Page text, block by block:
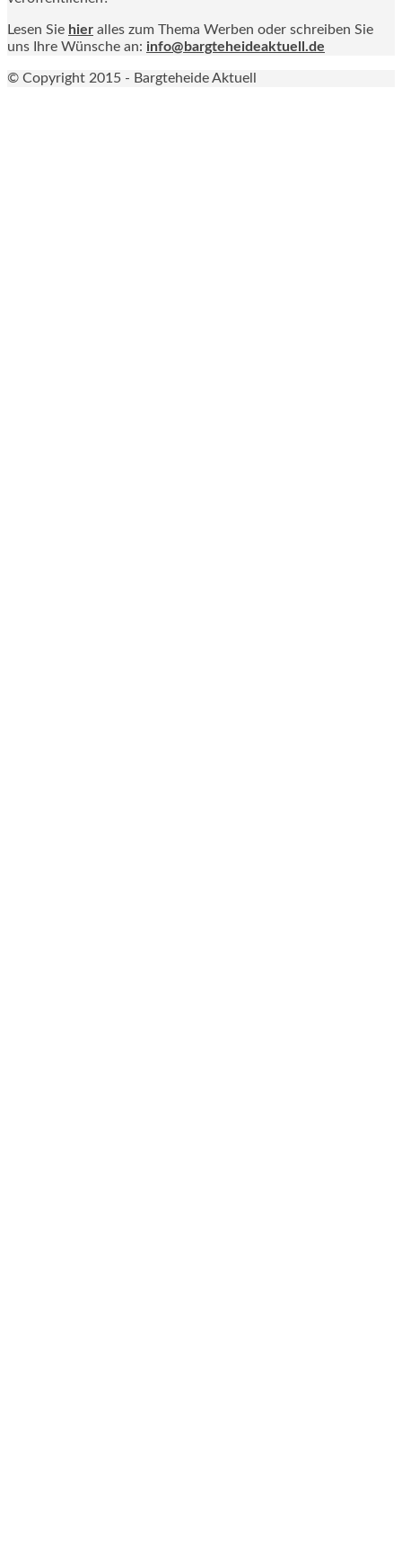
Lesen Sie hier alles zum Thema Werben oder schreiben Sie
uns Ihre Wünsche an: info@bargteheideaktuell.de
© Copyright 2015 - Bargteheide Aktuell